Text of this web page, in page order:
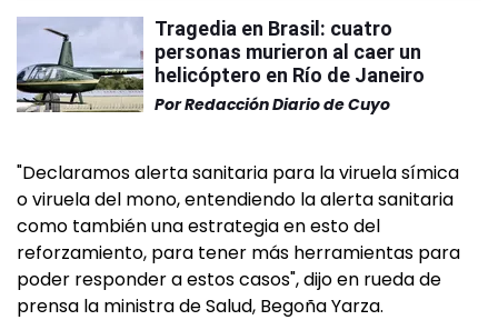
Tragedia en Brasil: cuatro
personas murieron al caer un
helicóptero en Río de Janeiro
PorRedacción Diario de Cuyo
"Declaramos alerta sanitaria para la viruela símica
o viruela del mono, entendiendo la alerta sanitaria
como también una estrategia en esto del
reforzamiento, para tener más herramientas para
poder responder a estos casos", dijo en rueda de
prensa la ministra de Salud, Begoña Yarza.